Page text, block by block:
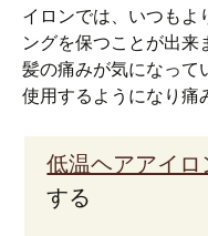
イロンでは、いつもよ
ングを保つことが出来
髪の痛みが気になって
使用するようになり痛
低温ヘアアイ
する